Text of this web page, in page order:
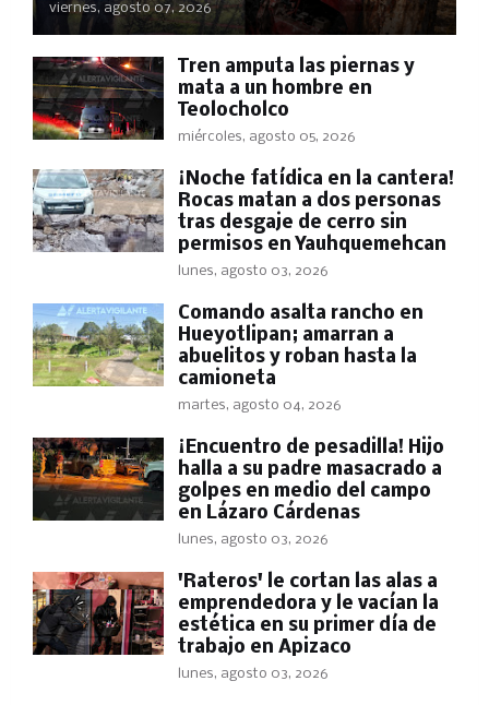
viernes, agosto 07, 2026
Tren amputa las piernas y
mata a un hombre en
Teolocholco
miércoles, agosto 05, 2026
​¡Noche fatídica en la cantera!
Rocas matan a dos personas
tras desgaje de cerro sin
permisos en Yauhquemehcan
lunes, agosto 03, 2026
Comando asalta rancho en
Hueyotlipan; amarran a
abuelitos y roban hasta la
camioneta
martes, agosto 04, 2026
​¡Encuentro de pesadilla! Hijo
halla a su padre masacrado a
golpes en medio del campo
en Lázaro Cárdenas
lunes, agosto 03, 2026
'Rateros' le cortan las alas a
emprendedora y le vacían la
estética en su primer día de
trabajo en Apizaco
lunes, agosto 03, 2026